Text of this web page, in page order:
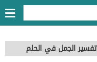
تفسير الجمل في الحلم